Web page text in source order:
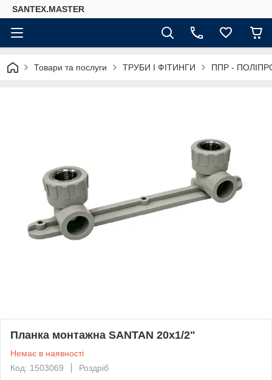
SANTEX.MASTER
Товари та послуги ТРУБИ І ФІТИНГИ ППР -
Планка монтажна SANTAN 20х1/2"
Немає в наявності
Код: 1503069
Роздріб